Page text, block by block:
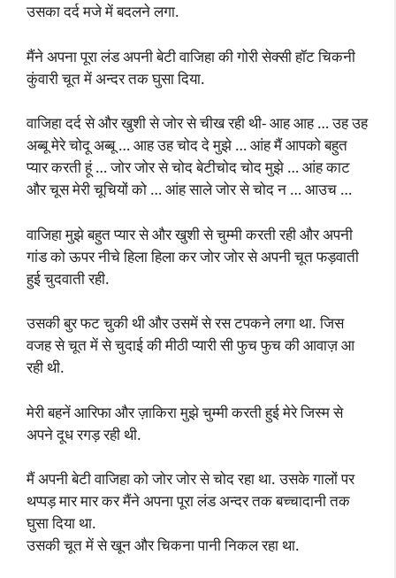
उसका दर्द मजे में बदलने लगा.
मैंने अपना पूरा लंड अपनी बेटी वाजिहा की गोरी सेक्सी हॉट चिकनी
कुंवारी चूत में अन्दर तक घुसा दिया.
वाजिहा दर्द से और खुशी से जोर से चीख रही थी- आह आह … उह उह
अब्बू मेरे चोदू अब्बू … आह उह चोद दे मुझे … आंह मैं आपको बहुत
प्यार करती हूं … जोर जोर से चोद बेटीचोद चोद मुझे … आंह काट
और चूस मेरी चूचियों को … आंह साले जोर से चोद न … आउच …
वाजिहा मुझे बहुत प्यार से और खुशी से चुम्मी करती रही और अपनी
गांड को ऊपर नीचे हिला हिला कर जोर जोर से अपनी चूत फड़वाती
हुई चुदवाती रही.
उसकी बुर फट चुकी थी और उसमें से रस टपकने लगा था. जिस
वजह से चूत में से चुदाई की मीठी प्यारी सी फुच फुच की आवाज़ आ
रही थी.
मेरी बहनें आरिफा और ज़ाकिरा मुझे चुम्मी करती हुई मेरे जिस्म से
अपने दूध रगड़ रही थी.
मैं अपनी बेटी वाजिहा को जोर जोर से चोद रहा था. उसके गालों पर
थप्पड़ मार मार कर मैंने अपना पूरा लंड अन्दर तक बच्चादानी तक
घुसा दिया था.
उसकी चूत में से खून और चिकना पानी निकल रहा था.